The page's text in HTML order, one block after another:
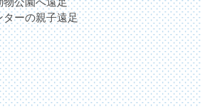
ーの親子遠足